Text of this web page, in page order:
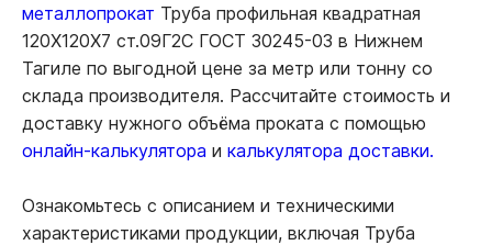
металлопрокат Труба профильная квадратная
120Х120Х7 ст.09Г2С ГОСТ 30245-03 в Нижнем
Тагиле по выгодной цене за метр или тонну со
склада производителя. Рассчитайте стоимость и
доставку нужного объёма проката с помощью
онлайн-калькулятора и калькулятора доставки.
Ознакомьтесь с описанием и техническими
характеристиками продукции, включая Труба